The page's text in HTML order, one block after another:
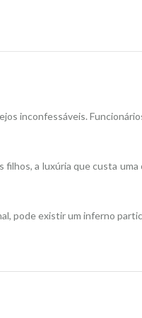
inconfessáveis.
a luxúria que custa
pode existir um inferno